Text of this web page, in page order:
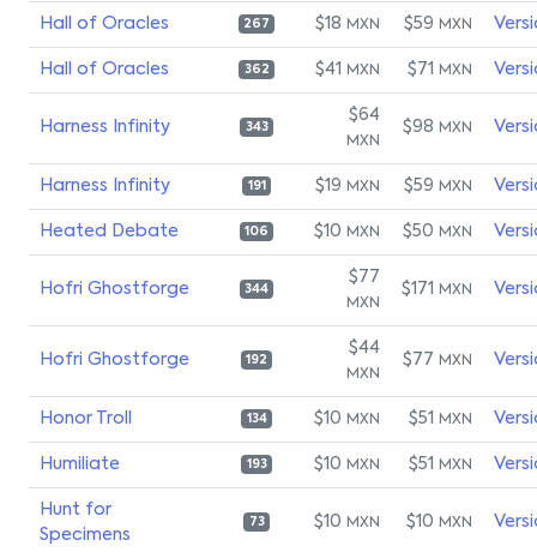
Hall of Oracles 267 $18 MXN $59 MXN
Hall of Oracles 362 $41 MXN $71 MXN
Harness Infinity 343
$64
MXN
$98 MXN
Harness Infinity 191 $19 MXN $59 MXN
Heated Debate 106 $10 MXN $50 MXN
Hofri Ghostforge 344
$77
MXN
$171 MXN
Hofri Ghostforge 192
$44
MXN
$77 MXN
Honor Troll 134 $10 MXN $51 MXN
Humiliate 193 $10 MXN $51 MXN
Hunt for
Specimens
73 $10 MXN $10 MXN